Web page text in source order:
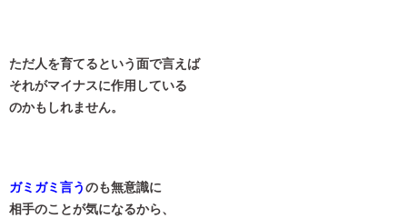
ただ人を育てるという面で言えば
それがマイナスに作用している
のかもしれません。
ガミガミ言うのも無意識に
相手のことが気になるから、